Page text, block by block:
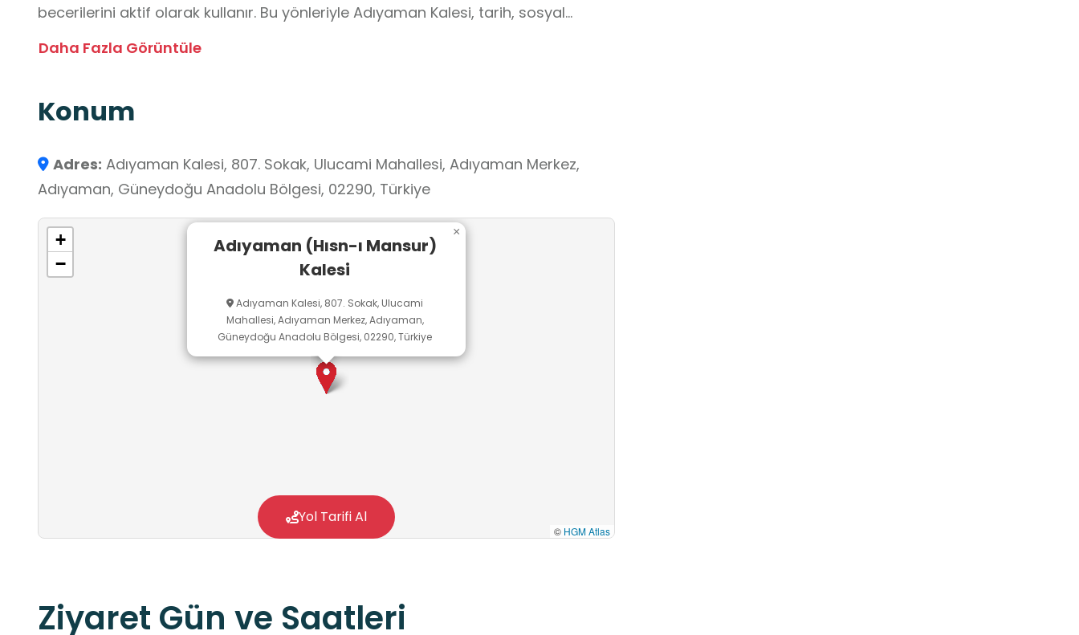
becerilerini aktif olarak kullanır. Bu yönleriyle Adıyaman Kalesi, tarih, sosyal
olarak ifade eder. 2–4. Sınıflar Kalelerin ne amaçla yapıldığını açıklar. İnsanların
çevredeki tarihî yapıların korunmasının önemini kavrar. 5–6. Sınıflar Adıyaman
Kalesi’nin kuruluş amacını ve tarihî sürecini açıklar. Yerleşim yerlerinin
kültürel mirasın korunmasının toplumsal sorumluluk olduğunu fark eder.
Daha Fazla Görüntüle
Konum
Adres: Adıyaman Kalesi, 807. Sokak, Ulucami Mahallesi, Adıyaman Merkez,
Adıyaman, Güneydoğu Anadolu Bölgesi, 02290, Türkiye
Adıyaman (Hısn-ı Mansur)
Kalesi
Adıyaman Kalesi, 807. Sokak, Ulucami
Mahallesi, Adıyaman Merkez, Adıyaman,
Güneydoğu Anadolu Bölgesi, 02290, Türkiye
×
+
−
© HGM Atlas
Yol Tarifi Al
Ziyaret Gün ve Saatleri